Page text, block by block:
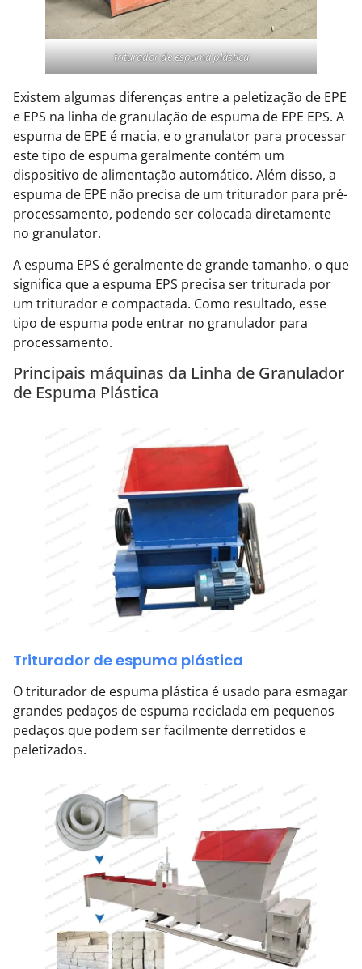
triturador de espuma plástica
Existem algumas diferenças entre a peletização de EPE
e EPS na linha de granulação de espuma de EPE EPS. A
espuma de EPE é macia, e o granulator para processar
este tipo de espuma geralmente contém um
dispositivo de alimentação automático. Além disso, a
espuma de EPE não precisa de um triturador para pré-
processamento, podendo ser colocada diretamente
no granulator.
A espuma EPS é geralmente de grande tamanho, o que
significa que a espuma EPS precisa ser triturada por
um triturador e compactada. Como resultado, esse
tipo de espuma pode entrar no granulador para
processamento.
Principais máquinas da Linha de Granulador
de Espuma Plástica
Triturador de espuma plástica
O triturador de espuma plástica é usado para esmagar
grandes pedaços de espuma reciclada em pequenos
pedaços que podem ser facilmente derretidos e
peletizados.